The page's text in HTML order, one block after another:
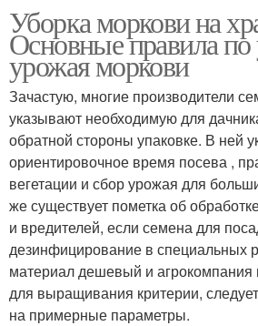
Уборка моркови на
Основные правила
урожая моркови
Зачастую, многие производители
указывают необходимую для
обратной стороны упаковке. В ней
ориентировочное время посева ,
вегетации и сбор урожая для
же существует пометка об
и вредителей, если семена для
дезинфицирование в специальных
материал дешевый и агрокомпания
для выращивания критерии,
на примерные параметры.